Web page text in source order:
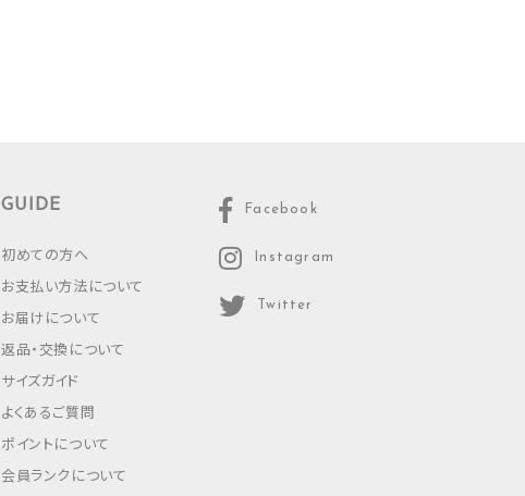
GUIDE
初めての方へ
お支払い方法について
お届けについて
返品・交換について
サイズガイド
よくあるご質問
ポイントについて
会員ランクについて
Facebook
Instagram
Twitter